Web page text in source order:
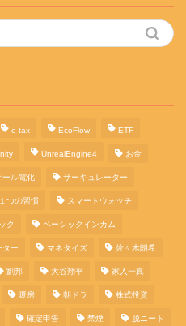
e-tax EcoFlow ETF
UnrealEngine4 お金
ール電化 サーキュレーター
つの習慣 スマートウォッチ
ク ベーシックインカム
ター マネタイズ 佐々木朗希
劉邦 大谷翔平 家入一真
暖房 朝ドラ 株式投資
確定申告 禁煙 脱ニート